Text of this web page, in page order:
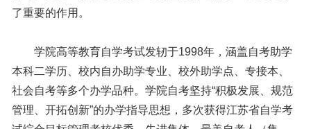
了重要的作用。
学院高等教育自学考试发轫于1998年，涵盖自考助学
本科二学历、校内自办助学专业、校外助学点、专接本、
社会自考等多个办学品种。学院自考坚持“积极发展、规范
管理、开拓创新”的办学指导思想，多次获得江苏省自学考